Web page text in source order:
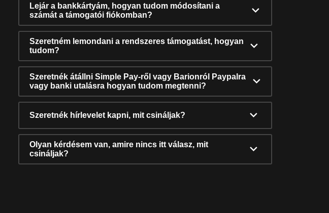
Lejár a bankkártyám, hogyan tudom módosítani a
számát a támogatói fiókomban?
Szeretném lemondani a rendszeres támogatást, hogyan
tudom?
Szeretnék átállni Simple Pay-ről vagy Barionról Paypalra
vagy banki utalásra hogyan tudom megtenni?
Szeretnék hírlevelet kapni, mit csináljak?
Olyan kérdésem van, amire nincs itt válasz, mit
csináljak?